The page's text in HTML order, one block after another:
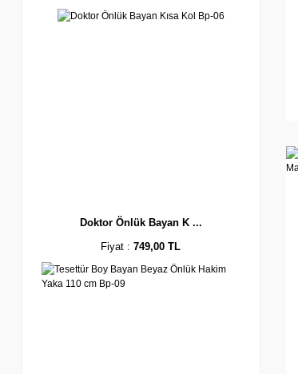
Doktor Önlük Bayan K ...
Fiyat :749,00 TL